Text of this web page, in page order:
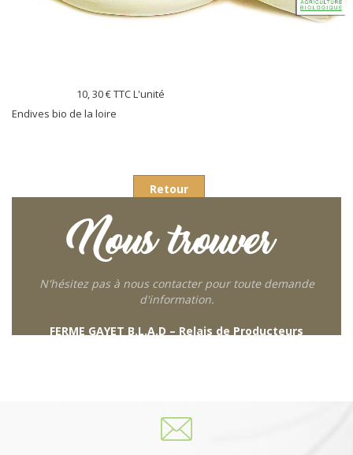
10, 30 €TTC L'unité
Endives bio de la loire
Retour
Nous trouver
N'hésitez pas à nous contacter pour toute demande
d'information.
FERME GAYET B.L.A.D – Relais de Producteurs